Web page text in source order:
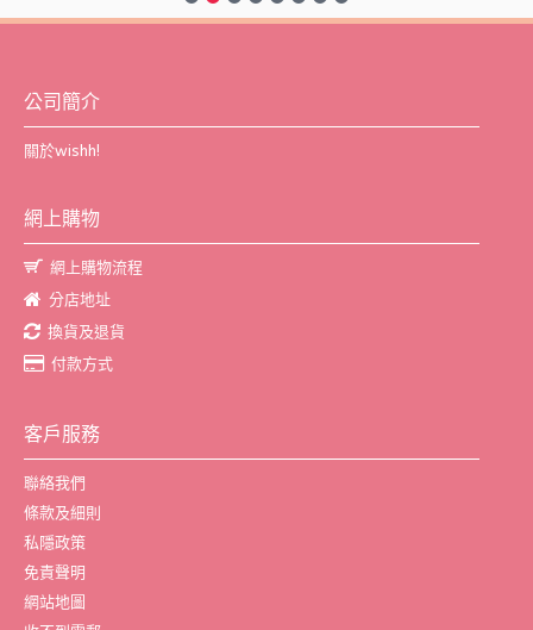
公司簡介
關於wishh!
網上購物
網上購物流程
分店地址
換貨及退貨
付款方式
客戶服務
聯絡我們
條款及細則
私隱政策
免責聲明
網站地圖